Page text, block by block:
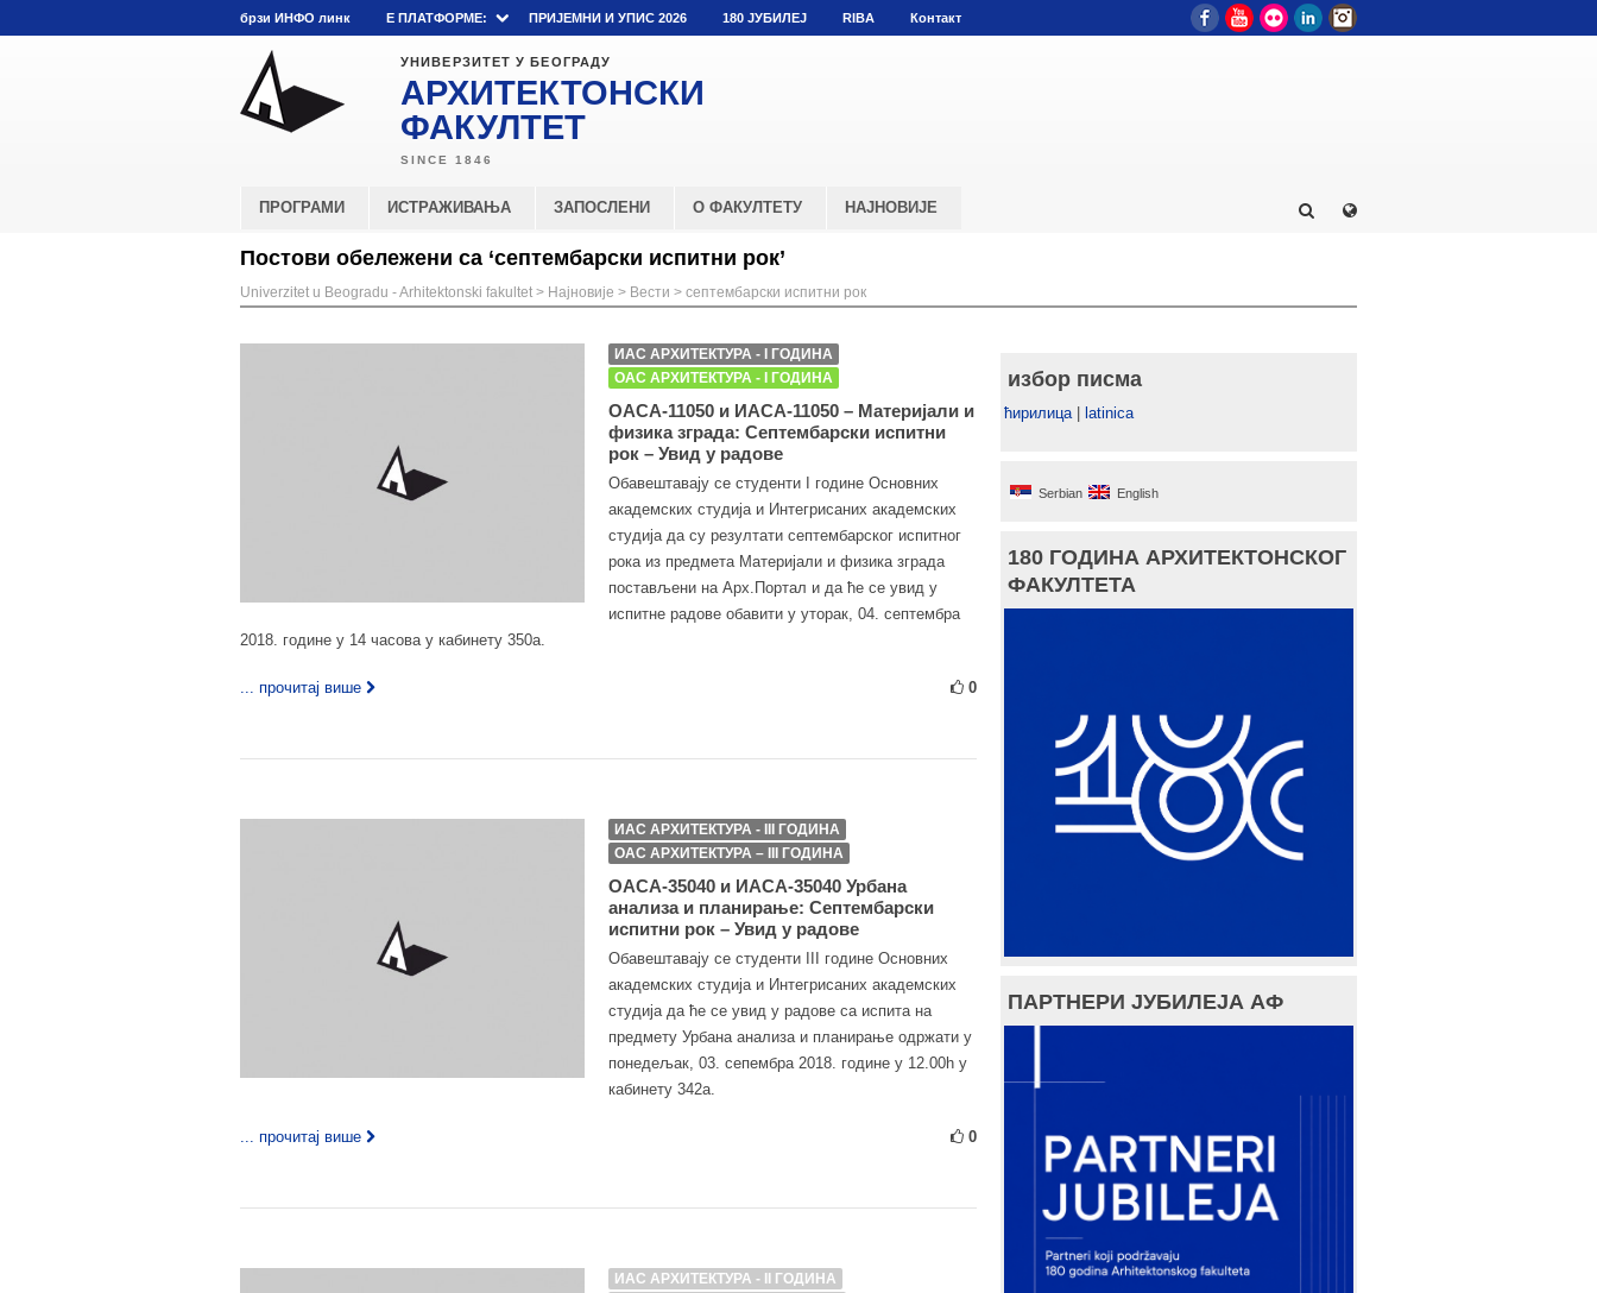
брзи ИНФО линк E ПЛАТФОРМЕ: ПРИЈЕМНИ И УПИС 2026 180 ЈУБИЛЕЈ RIBA Контакт FacebookYouTube
Flickr LinkedIn
УНИВЕРЗИТЕТ У БЕОГРАДУ
АРХИТЕКТОНСКИ
ФАКУЛТЕТ
ПРОГРАМИ ИСТРАЖИВАЊА ЗАПОСЛЕНИ О ФАКУЛТЕТУ НАЈНОВИЈЕ
Постови обележени са ‘септембарски испитни рок’
Univerzitet u Beogradu - Arhitektonski fakultet > Најновије > Вести > септембарски испитни рок
ИАС АРХИТЕКТУРА - I ГОДИНА
ОАС АРХИТЕКТУРА - I ГОДИНА
ОАСА-11050 и ИАСА-11050 – Материјали и
физика зграда: Септембарски испитни
рок – Увид у радове
Обавештавају се студенти I године Основних
академских студија и Интегрисаних академских
студија да су резултати септембарског испитног
рока из предмета Материјали и физика зграда
постављени на Арх.Портал и да ће се увид у
испитне радове обавити у уторак, 04. септембра
2018. године у 14 часова у кабинету 350а.
... прочитај више 0
ИАС АРХИТЕКТУРА - III ГОДИНА
ОАС АРХИТЕКТУРА – III ГОДИНА
ОАСА-35040 и ИАСА-35040 Урбана
анализа и планирање: Септембарски
испитни рок – Увид у радове
Обавештавају се студенти III године Основних
академских студија и Интегрисаних академских
студија да ће се увид у радове са испита на
предмету Урбана анализа и планирање одржати у
понедељак, 03. сепембра 2018. године у 12.00h у
кабинету 342а.
... прочитај више 0
ИАС АРХИТЕКТУРА - II ГОДИНА
избор писма
ћирилица| latinica
Serbian English
180 ГОДИНА АРХИТЕКТОНСКОГ
ФАКУЛТЕТА
ПАРТНЕРИ ЈУБИЛЕЈА АФ